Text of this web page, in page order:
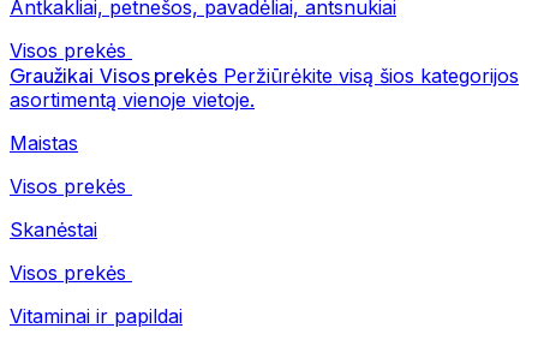
Antkakliai, petnešos, pavadėliai, antsnukiai
Visos prekės
Graužikai Visos prekės Peržiūrėkite visą šios kategorijos
asortimentą vienoje vietoje.
Maistas
Visos prekės
Skanėstai
Visos prekės
Vitaminai ir papildai